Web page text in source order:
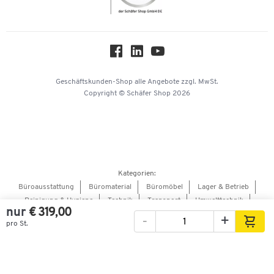
nur € 319,00
pro St. - +
360°-Ansicht
Geschäftskunden-Shop alle Angebote zzgl. MwSt.
Copyright © Schäfer Shop 2026
Kategorien:
Büroausstattung
Büromaterial Büromöbel
Lager & Betrieb
Reinigung & Hygiene
Technik Transport
Umwelttechnik
Verpacken & Versenden